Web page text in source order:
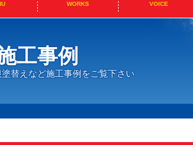
WORKS VOICE
工事例
替えなど施工事例をご覧下さい